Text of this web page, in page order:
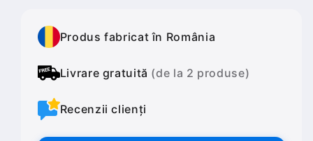
Produs fabricat în România
Livrare gratuită (de la 2 produse)
Recenzii clienți